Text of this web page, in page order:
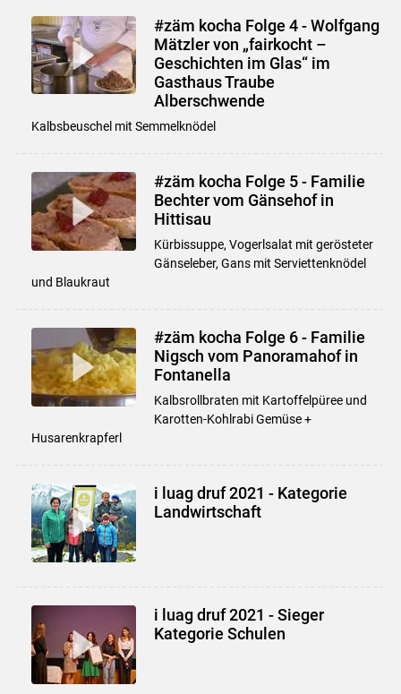
#zäm kocha Folge 4 - Wolfgang
Mätzler von „fairkocht –
Geschichten im Glas“ im
Gasthaus Traube
Alberschwende
Kalbsbeuschel mit Semmelknödel
#zäm kocha Folge 5 - Familie
Bechter vom Gänsehof in
Hittisau
Kürbissuppe, Vogerlsalat mit gerösteter
Gänseleber, Gans mit Serviettenknödel
und Blaukraut
#zäm kocha Folge 6 - Familie
Nigsch vom Panoramahof in
Fontanella
Kalbsrollbraten mit Kartoffelpüree und
Karotten-Kohlrabi Gemüse +
Husarenkrapferl
i luag druf 2021 - Kategorie
Landwirtschaft
i luag druf 2021 - Sieger
Kategorie Schulen